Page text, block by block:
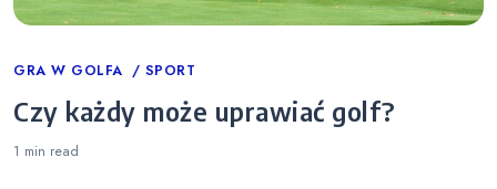
Categories
GRA W GOLFA SPORT
Czy każdy może uprawiać golf?
1 min read